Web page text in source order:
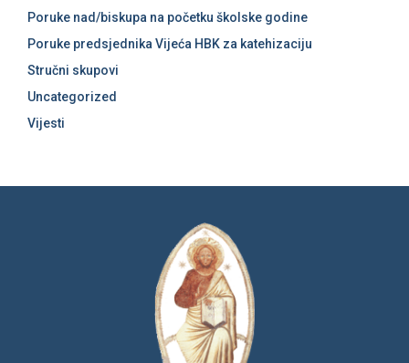
Poruke nad/biskupa na početku školske godine
Poruke predsjednika Vijeća HBK za katehizaciju
Stručni skupovi
Uncategorized
Vijesti